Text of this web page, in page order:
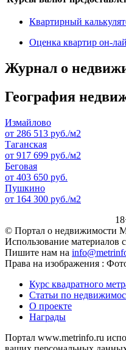
Квартирный
Оценка квартир он-
Журнал о
География
Измайлово
от 286 513 руб./м2
Таганская
от 917 699 руб./м2
Беговая
от 403 650 руб.
Пушкино
от 164 300 руб./м2
© Портал о недвижимости
Использование материалов
Пишите нам на
Права на изображения :
Курс квадратного
Статьи по
О проекте
Награды
Портал www.metrinfo.ru